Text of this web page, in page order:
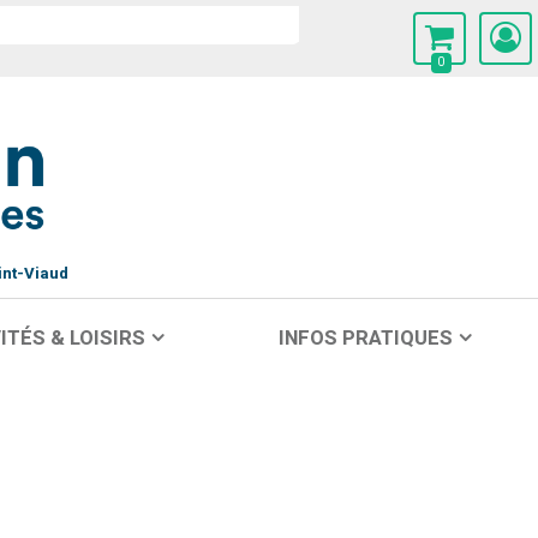
0
Viaud
& LOISIRS INFOS PRATIQUES